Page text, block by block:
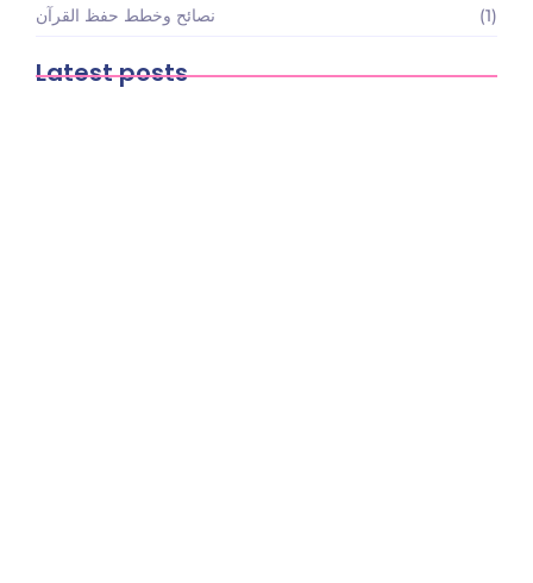
نصائح وخطط حفظ القرآن
(1)
Latest posts